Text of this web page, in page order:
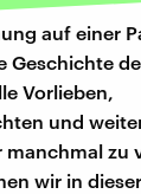
auf einer
Geschichte
Vorlieben,
und
manchmal zu
wir in